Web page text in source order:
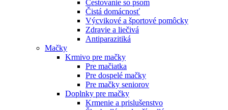
Cestovanie so psom
Čistá domácnosť
Výcvikové a športové pomôcky
Zdravie a liečivá
Antiparazitiká
Mačky
Krmivo pre mačky
Pre mačiatka
Pre dospelé mačky
Pre mačky seniorov
Doplnky pre mačky
Krmenie a prislušenstvo